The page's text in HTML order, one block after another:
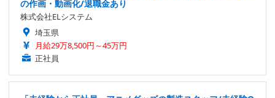
の作画・動画化/退職金あり
株式会社ELシステム
埼玉県
月給29万8,500円～45万円
正社員